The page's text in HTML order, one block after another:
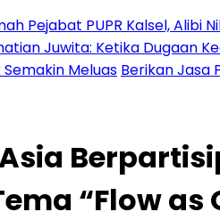
Pejabat PUPR Kalsel, Alibi
Juwita: Ketika Dugaan
Meluas Berikan Jasa
“Flow as